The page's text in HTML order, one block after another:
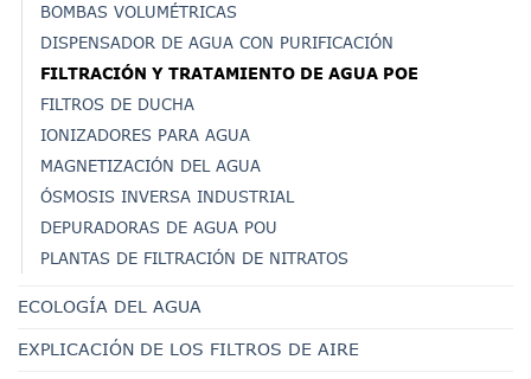
BOMBAS VOLUMÉTRICAS
DISPENSADOR DE AGUA CON PURIFICACIÓN
FILTRACIÓN Y TRATAMIENTO DE AGUA POE
FILTROS DE DUCHA
IONIZADORES PARA AGUA
MAGNETIZACIÓN DEL AGUA
ÓSMOSIS INVERSA INDUSTRIAL
DEPURADORAS DE AGUA POU
PLANTAS DE FILTRACIÓN DE NITRATOS
ECOLOGÍA DEL AGUA
EXPLICACIÓN DE LOS FILTROS DE AIRE